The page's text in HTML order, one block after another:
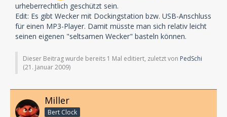
urheberrechtlich geschützt sein.
Edit: Es gibt Wecker mit Dockingstation bzw. USB-Anschluss
für einen MP3-Player. Damit müsste man sich relativ leicht
seinen eigenen "seltsamen Wecker" basteln können.
Dieser Beitrag wurde bereits 1 Mal editiert, zuletzt von PedSchi
(21. Januar 2009)
Miller
Bert Clock